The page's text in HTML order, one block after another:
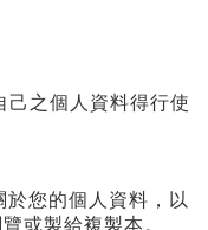
己之個人資料得行使
於您的個人資料，以
或製給複製本。